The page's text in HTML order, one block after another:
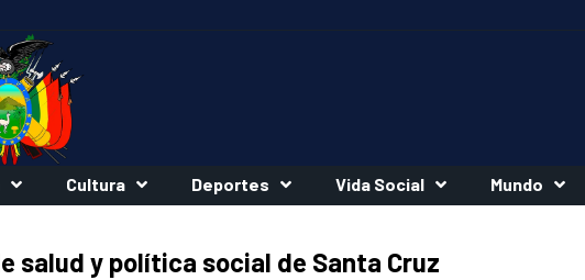
Cultura Deportes Vida Social Mundo
salud y política social de Santa Cruz